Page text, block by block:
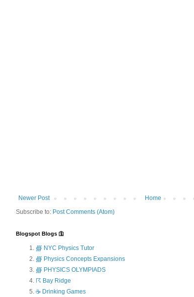
Newer Post
Home
Subscribe to: Post Comments (Atom)
Blogspot Blogs 🛐
∰ NYC Physics Tutor
∰ Physics Concepts Expansions
∰ PHYSICS OLYMPIADS
☈ Bay Ridge
☕ Drinking Games